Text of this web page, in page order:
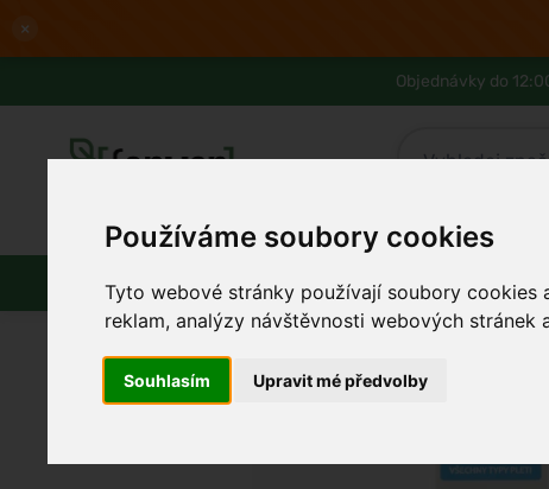
Používáme soubory cookies
Tyto webové stránky používají soubory cookies
reklam, analýzy návštěvnosti webových stránek
Souhlasím Upravit mé předvolby
×
Objednávky do
Slevy až -80% Blog Lexikon
Líčení Vlasy